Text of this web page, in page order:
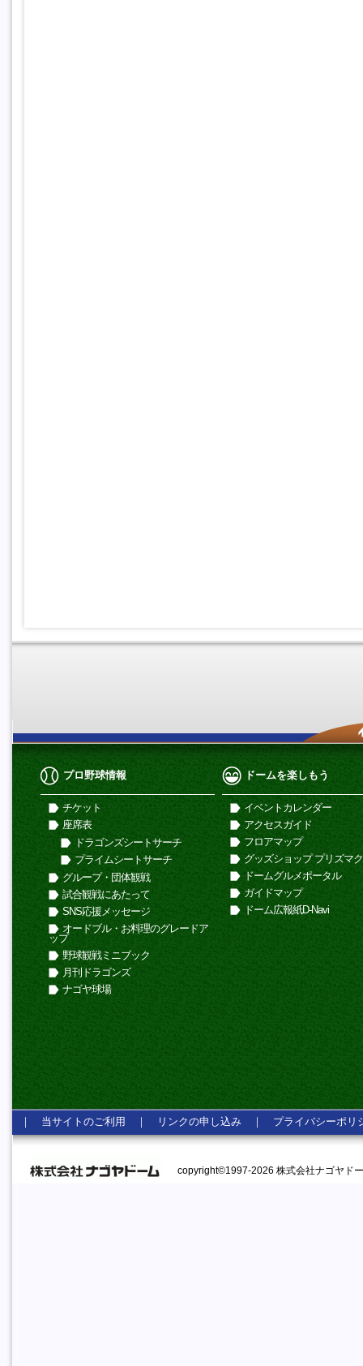
プロ野球情報
チケット
座席表
ドラゴンズシートサーチ
プライムシートサーチ
グループ・団体観戦
試合観戦にあたって
SNS応援メッセージ
オードブル・お料理のグレードア
ップ
野球観戦ミニブック
月刊ドラゴンズ
ナゴヤ球場
ドームを楽しもう
イベントカレンダー
アクセスガイド
フロアマップ
グッズショップ プリズマ
ドームグルメポータル
ガイドマップ
ドーム広報紙D-Navi
｜ 当サイトのご利用 ｜ リンクの申し込み ｜ プライバシーポリ
copyright©1997-2026 株式会社ナゴヤド